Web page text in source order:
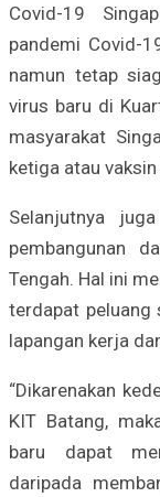
Covid-19
pandemi Covid-
namun tetap
virus baru di
masyarakat
ketiga atau
Selanjutnya
pembangunan
Tengah. Hal ini
terdapat peluang
lapangan kerja
“Dikarenakan
KIT Batang,
baru dapat
daripada